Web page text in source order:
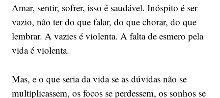
Amar, sentir, sofrer, isso é saudável. Inóspito é ser
vazio, não ter do que falar, do que chorar, do que
lembrar. A vazies é violenta. A falta de esmero pela
vida é violenta.
Mas, e o que seria da vida se as dúvidas não se
multiplicassem, os focos se perdessem, os sonhos se